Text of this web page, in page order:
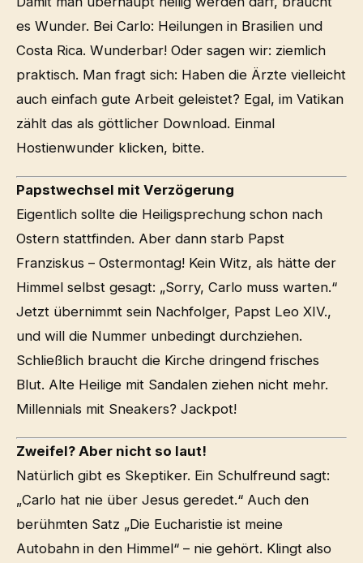
es Wunder. Bei Carlo: Heilungen in Brasilien und
Costa Rica. Wunderbar! Oder sagen wir: ziemlich
praktisch. Man fragt sich: Haben die Ärzte vielleicht
auch einfach gute Arbeit geleistet? Egal, im Vatikan
zählt das als göttlicher Download. Einmal
Hostienwunder klicken, bitte.
Papstwechsel mit Verzögerung
Eigentlich sollte die Heiligsprechung schon nach
Ostern stattfinden. Aber dann starb Papst
Franziskus – Ostermontag! Kein Witz, als hätte der
Himmel selbst gesagt: „Sorry, Carlo muss warten.“
Jetzt übernimmt sein Nachfolger, Papst Leo XIV.,
und will die Nummer unbedingt durchziehen.
Schließlich braucht die Kirche dringend frisches
Blut. Alte Heilige mit Sandalen ziehen nicht mehr.
Millennials mit Sneakers? Jackpot!
Zweifel? Aber nicht so laut!
Natürlich gibt es Skeptiker. Ein Schulfreund sagt:
„Carlo hat nie über Jesus geredet.“ Auch den
berühmten Satz „Die Eucharistie ist meine
Autobahn in den Himmel“ – nie gehört. Klingt also